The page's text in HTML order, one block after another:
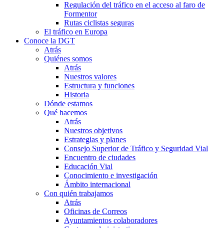
Regulación del tráfico en el acceso al faro de
Formentor
Rutas ciclistas seguras
El tráfico en Europa
Conoce la DGT
Atrás
Quiénes somos
Atrás
Nuestros valores
Estructura y funciones
Historia
Dónde estamos
Qué hacemos
Atrás
Nuestros objetivos
Estrategias y planes
Consejo Superior de Tráfico y Seguridad Vial
Encuentro de ciudades
Educación Vial
Conocimiento e investigación
Ámbito internacional
Con quién trabajamos
Atrás
Oficinas de Correos
Ayuntamientos colaboradores